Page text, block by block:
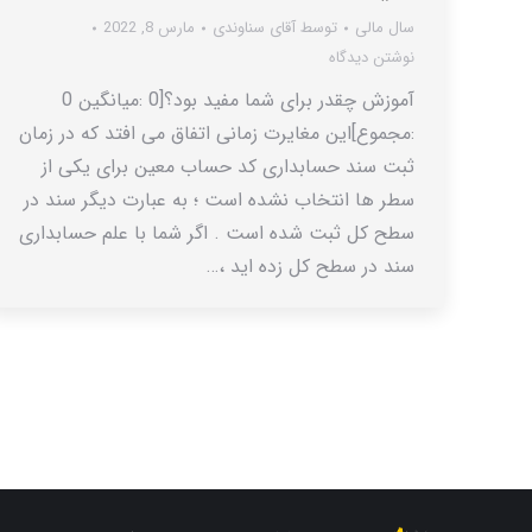
سال مالی توسطآقای سناوندی
مارس 8, 2022
نوشتن دیدگاه
آموزش چقدر برای شما مفید بود؟[0 :میانگین 0
:مجموع]این مغایرت زمانی اتفاق می افتد که در زمان
ثبت سند حسابداری کد حساب معین برای یکی از
سطر ها انتخاب نشده است ؛ به عبارت دیگر سند در
سطح کل ثبت شده است . اگر شما با علم حسابداری
سند در سطح کل زده اید ،…